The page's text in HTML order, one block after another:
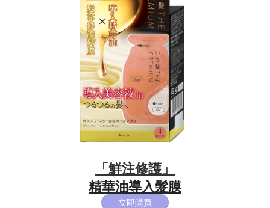
「鮮注修護」
精華油導入髮膜​
立即購買